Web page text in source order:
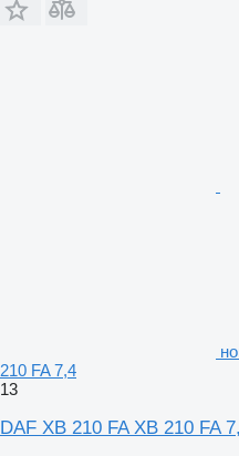
210 FA 7,4
13
DAF XB 210 FA XB 210 FA